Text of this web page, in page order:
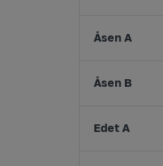
Åsen A
Åsen B
Edet A